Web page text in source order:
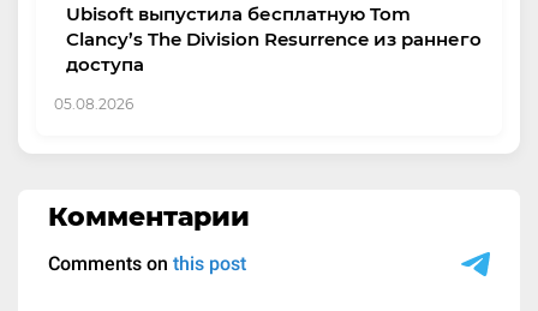
Ubisoft выпустила бесплатную Tom
Clancy’s The Division Resurrence из раннего
доступа
05.08.2026
Комментарии